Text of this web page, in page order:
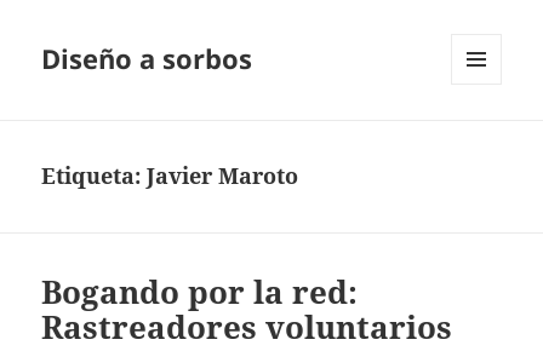
Diseño a sorbos
Etiqueta:Javier Maroto
Bogando por la red:
Rastreadores voluntarios